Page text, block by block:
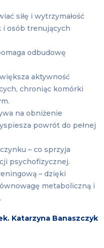
siłę i wytrzymałość
i osób trenujących
odbudowę
aktywność
chroniąc komórki
na obniżenie
powrót do pełnej
– co sprzyja
psychofizycznej.
– dzięki
metaboliczną i
Katarzyna Banaszczyk